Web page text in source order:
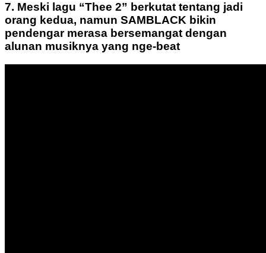
7. Meski lagu “Thee 2” berkutat tentang jadi
orang kedua, namun SAMBLACK bikin
pendengar merasa bersemangat dengan
alunan musiknya yang nge-beat